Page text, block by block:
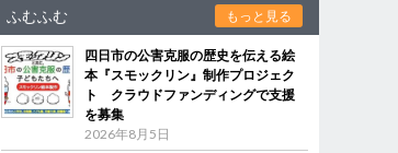
ふむふむ もっと見る
四日市の公害克服の歴史を伝える絵
本『スモックリン』制作プロジェク
ト クラウドファンディングで支援
を募集
2026年8月5日